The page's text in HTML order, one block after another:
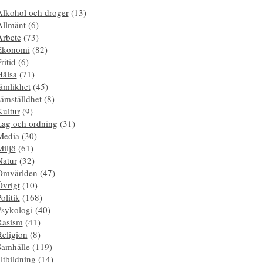
och droger(13)
(6)
(73)
(82)
(6)
(71)
(45)
(8)
(9)
och ordning (31)
(30)
(61)
(32)
(47)
(10)
(168)
(40)
(41)
(8)
(119)
(14)